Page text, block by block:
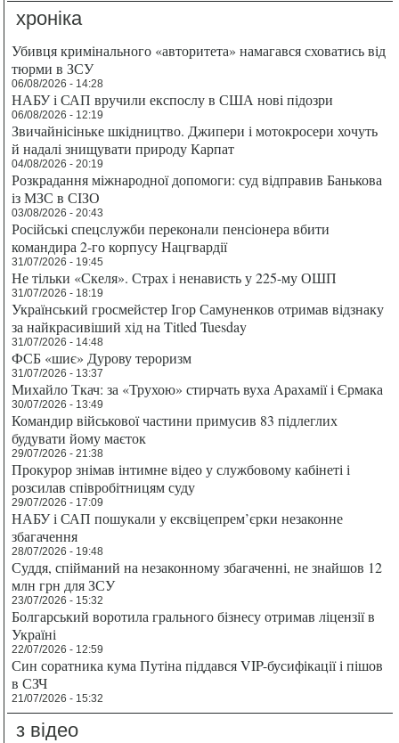
хроніка
Убивця кримінального «авторитета» намагався сховатись від
тюрми в ЗСУ
06/08/2026 - 14:28
НАБУ і САП вручили експослу в США нові підозри
06/08/2026 - 12:19
Звичайнісіньке шкідництво. Джипери і мотокросери хочуть
й надалі знищувати природу Карпат
04/08/2026 - 20:19
Розкрадання міжнародної допомоги: суд відправив Банькова
із МЗС в СІЗО
03/08/2026 - 20:43
Російські спецслужби переконали пенсіонера вбити
командира 2-го корпусу Нацгвардії
31/07/2026 - 19:45
Не тільки «Скеля». Страх і ненависть у 225-му ОШП
31/07/2026 - 18:19
Український гросмейстер Ігор Самуненков отримав відзнаку
за найкрасивіший хід на Titled Tuesday
31/07/2026 - 14:48
ФСБ «шиє» Дурову тероризм
31/07/2026 - 13:37
Михайло Ткач: за «Трухою» стирчать вуха Арахамії і Єрмака
30/07/2026 - 13:49
Командир військової частини примусив 83 підлеглих
будувати йому маєток
29/07/2026 - 21:38
Прокурор знімав інтимне відео у службовому кабінеті і
розсилав співробітницям суду
29/07/2026 - 17:09
НАБУ і САП пошукали у ексвіцепрем’єрки незаконне
збагачення
28/07/2026 - 19:48
Суддя, спійманий на незаконному збагаченні, не знайшов 12
млн грн для ЗСУ
23/07/2026 - 15:32
Болгарський воротила грального бізнесу отримав ліцензії в
Україні
22/07/2026 - 12:59
Син соратника кума Путіна піддався VIP-бусифікації і пішов
в СЗЧ
21/07/2026 - 15:32
з відео